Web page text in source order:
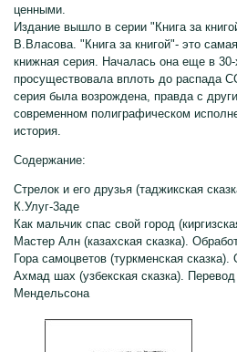
ценными.
Издание вышло в серии "Книга за
В.Власова. "Книга за книгой"- это
книжная серия. Началась она еще в
просуществовала вплоть до распада
серия была возрождена, правда с
современном полиграфическом
история.
Содержание:
Стрелок и его друзья (таджикская
К.Улуг-3аде
Как мальчик спас свой город
Мастер Алн (казахская сказка).
Гора самоцветов (туркменская
Ахмад шах (узбекская сказка).
Мендельсона